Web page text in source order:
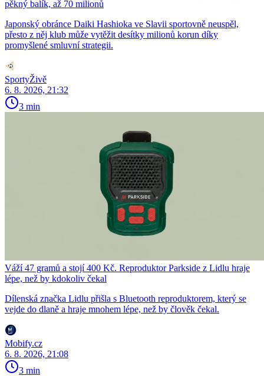
pěkný balík, až 70 milionů
Japonský obránce Daiki Hashioka ve Slavii sportovně neuspěl,
přesto z něj klub může vytěžit desítky milionů korun díky
promyšlené smluvní strategii.
SportyŽivě
6. 8. 2026, 21:32
3 min
Váží 47 gramů a stojí 400 Kč. Reproduktor Parkside z Lidlu hraje
lépe, než by kdokoliv čekal
Dílenská značka Lidlu přišla s Bluetooth reproduktorem, který se
vejde do dlaně a hraje mnohem lépe, než by člověk čekal.
Mobify.cz
6. 8. 2026, 21:08
3 min